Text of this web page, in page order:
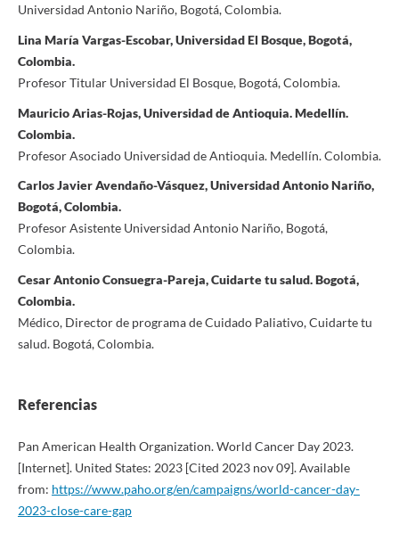
Universidad Antonio Nariño, Bogotá, Colombia.
Lina María Vargas-Escobar, Universidad El Bosque, Bogotá,
Colombia.
Profesor Titular Universidad El Bosque, Bogotá, Colombia.
Mauricio Arias-Rojas, Universidad de Antioquia. Medellín.
Colombia.
Profesor Asociado Universidad de Antioquia. Medellín. Colombia.
Carlos Javier Avendaño-Vásquez, Universidad Antonio Nariño,
Bogotá, Colombia.
Profesor Asistente Universidad Antonio Nariño, Bogotá,
Colombia.
Cesar Antonio Consuegra-Pareja, Cuidarte tu salud. Bogotá,
Colombia.
Médico, Director de programa de Cuidado Paliativo, Cuidarte tu
salud. Bogotá, Colombia.
Referencias
Pan American Health Organization. World Cancer Day 2023.
[Internet]. United States: 2023 [Cited 2023 nov 09]. Available
from: https://www.paho.org/en/campaigns/world-cancer-day-
2023-close-care-gap